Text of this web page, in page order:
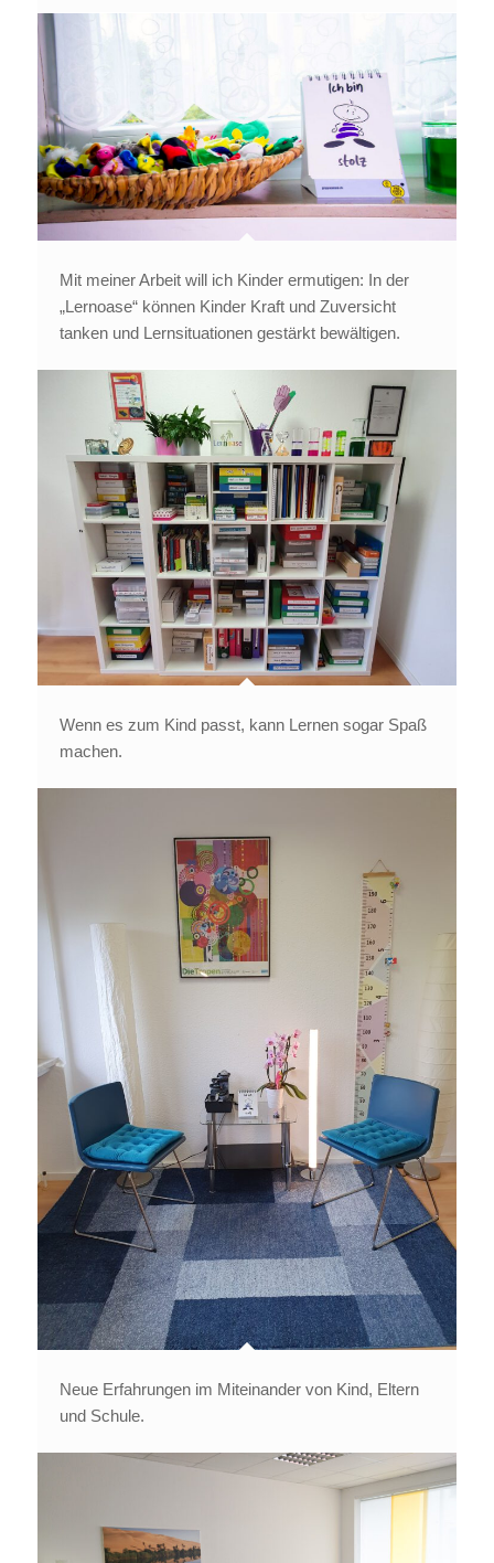
Mit meiner Arbeit will ich Kinder ermutigen: In der
„Lernoase“ können Kinder Kraft und Zuversicht
tanken und Lernsituationen gestärkt bewältigen.
Wenn es zum Kind passt, kann Lernen sogar Spaß
machen.
Neue Erfahrungen im Miteinander von Kind, Eltern
und Schule.